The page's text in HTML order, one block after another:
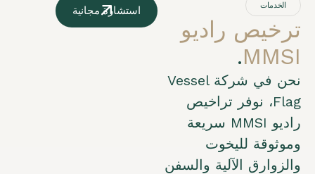
الخدمات
ترخيص راديو
MMSI
.
نحن في شركة Vessel
Flag، نوفر تراخيص
راديو MMSI سريعة
وموثوقة لليخوت
والزوارق الآلية والسفن
استشارة مجانية